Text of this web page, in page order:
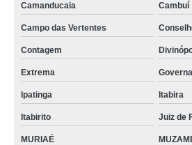
funis de separação decantação comprar Belo
funis comuns Campo Magro
funis de decantação função São Gonçalo
sob encomenda funis de vidro sinterizado Nova
onde vende funis de separação decantação
Camanducaia Cambuí
Campo das Vertentes
Contagem
Extrema
Ipatinga Itabira
Itabirito Juiz de
MURIAÉ